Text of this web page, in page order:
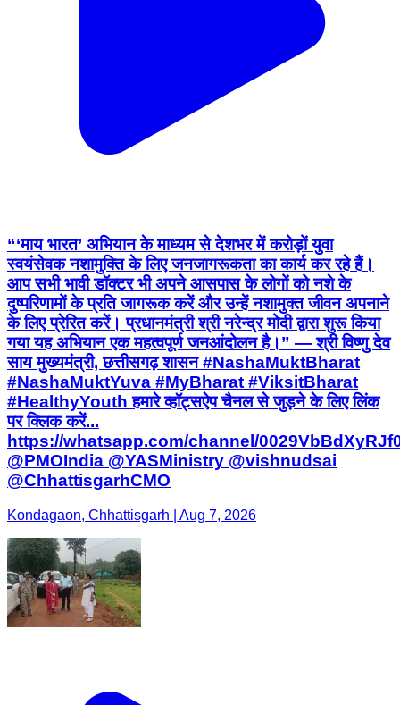
“‘माय भारत’ अभियान के माध्यम से देशभर में करोड़ों युवा
स्वयंसेवक नशामुक्ति के लिए जनजागरूकता का कार्य कर रहे हैं।
आप सभी भावी डॉक्टर भी अपने आसपास के लोगों को नशे के
दुष्परिणामों के प्रति जागरूक करें और उन्हें नशामुक्त जीवन अपनाने
के लिए प्रेरित करें। प्रधानमंत्री श्री नरेन्द्र मोदी द्वारा शुरू किया
गया यह अभियान एक महत्वपूर्ण जनआंदोलन है।” — श्री विष्णु देव
साय मुख्यमंत्री, छत्तीसगढ़ शासन #NashaMuktBharat
#NashaMuktYuva #MyBharat #ViksitBharat
#HealthyYouth हमारे व्हॉट्सऐप चैनल से जुड़ने के लिए लिंक
पर क्लिक करें...
https://whatsapp.com/channel/
@PMOIndia @YASMinistry @vishnudsai
@ChhattisgarhCMO
Kondagaon, Chhattisgarh | Aug 7, 2026